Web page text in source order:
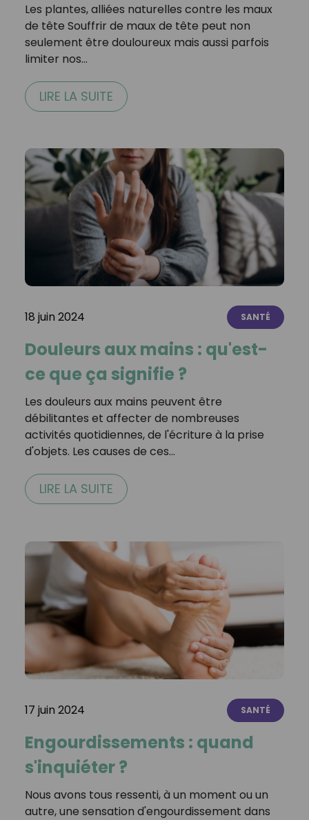
Les plantes, alliées naturelles contre les maux
de tête Souffrir de maux de tête peut non
seulement être douloureux mais aussi parfois
limiter nos…
LIRE LA SUITE
18 juin 2024 SANTÉ
Douleurs aux mains : qu'est-
ce que ça signifie ?
Les douleurs aux mains peuvent être
débilitantes et affecter de nombreuses
activités quotidiennes, de l'écriture à la prise
d'objets. Les causes de ces…
LIRE LA SUITE
17 juin 2024 SANTÉ
Engourdissements : quand
s'inquiéter ?
Nous avons tous ressenti, à un moment ou un
autre, une sensation d'engourdissement dans